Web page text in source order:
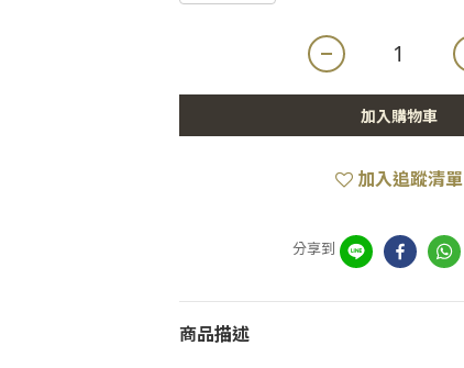
加入購物車
加入追蹤清單
分享到
商品描述